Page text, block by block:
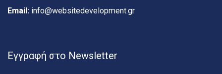
Email: info@websitedevelopment.gr
Εγγραφή στο Newsletter